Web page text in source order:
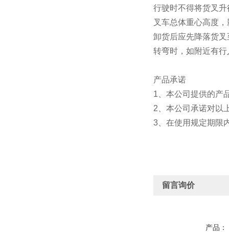
行驶时不得将货叉
叉车总体重心高度
卸货后应先降落货
转弯时，如附近有
产品承诺
1、本公司提供的产
2、本公司承诺对以
3、在使用规定期限
留言询价
产品：